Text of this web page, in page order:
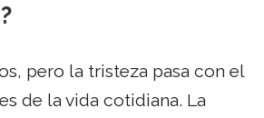
pero la tristeza pasa con el
de la vida cotidiana. La